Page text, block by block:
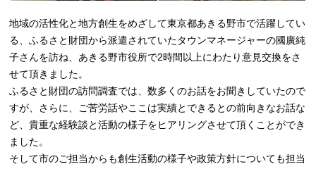
地域の活性化と地方創生をめざして東京都あきる野市で活躍してい
る、ふるさと財団から派遣されていたタウンマネージャーの國廣純
子さんを訪ね、あきる野市役所で2時間以上にわたり意見交換をさ
せて頂きました。
ふるさと財団の訪問調査では、数多くのお話をお聞きしていたので
すが、さらに、ご苦労話やここは実績とできるとの前向きなお話な
ど、貴重な経験談と活動の様子をヒアリングさせて頂くことができ
ました。
そして市のご担当からも創生活動の様子や政策方針についても担当